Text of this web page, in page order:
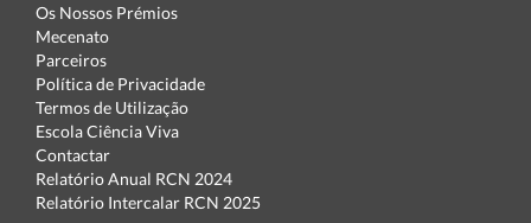
Os Nossos Prémios
Mecenato
Parceiros
Política de Privacidade
Termos de Utilização
Escola Ciência Viva
Contactar
Relatório Anual RCN 2024
Relatório Intercalar RCN 2025